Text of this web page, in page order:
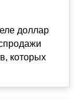
доллар
которых